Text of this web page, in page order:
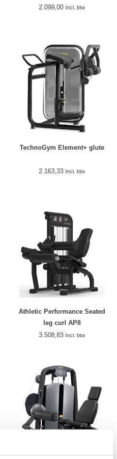
2.099,00 Incl. btw
TechnoGym Element+ glute
2.163,33 Incl. btw
Athletic Performance Seated
leg curl AP8
3.508,83 Incl. btw